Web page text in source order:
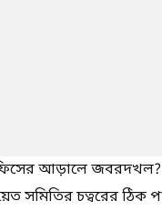
আড়ালে জবরদখল?
সমিতির চত্বরের ঠিক